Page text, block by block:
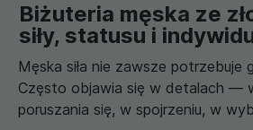
Biżuteria męska ze
siły, statusu i
Męska siła nie zawsze potrzebuje
Często objawia się w detalach —
poruszania się, w spojrzeniu, w